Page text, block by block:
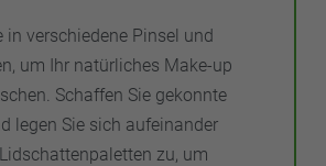
in verschiedene Pinsel und
um Ihr natürliches Make-up
Schaffen Sie gekonnte
legen Sie sich aufeinander
zu, um